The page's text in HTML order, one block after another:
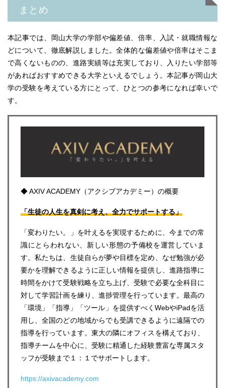
まとめ
本記事では、岡山大学の学部や偏差値、倍率、入試・就職情報な
どについて、徹底解説しました。全体的な偏差値や倍率はそこま
で高くないものの、進路実績等は充実しており、入りたい学部等
があればおすすめできる大学といえるでしょう。本記事が岡山大
学の受験を考えている方にとって、ひとつの参考になれば幸いで
す。
◆ AXIV ACADEMY（アクシブアカデミー）の概要
「生徒の人生を真剣に考え、全力でサポートする」
「変わりたい。」を叶えるを実現するために、今までの常
識にとらわれない、新しい形態の予備校を運営していま
す。私たちは、生徒自らが夢や目標を定め、なぜ勉強が必
要かを理解できるように正しい情報を提供し、進路指導に
時間をかけて受験戦略を立ち上げ、受験で必要な全科目に
対して学習計画を練り、進捗管理を行っています。最高の
「環境」「指導」「ツール」を提供すべくWebやiPadを活
用し、全国のどの地域からでも受講できるように遠隔での
指導を行っています。東大の隣にオフィスを構えており、
指導チームを中心に、受験に精通した経験豊富な専属スタ
ッフが受験まで１：１でサポートします。
https://axivacademy.com